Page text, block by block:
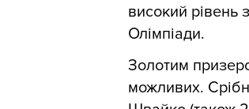
високий рівень
Олімпіади.
Золотим
можливих.